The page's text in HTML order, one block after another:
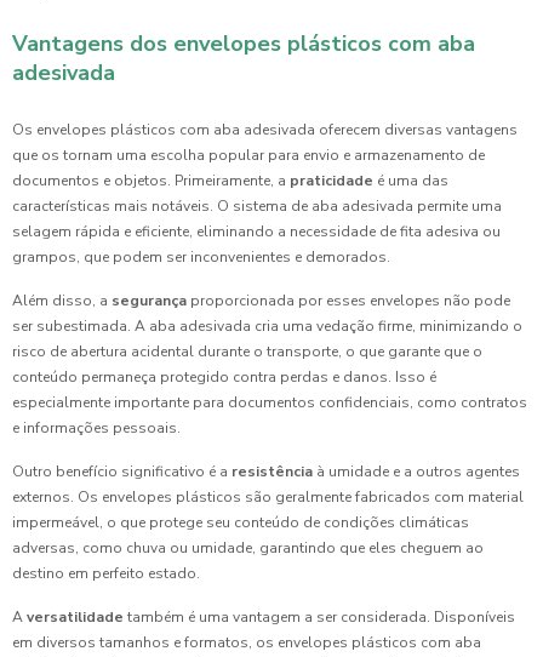
Vantagens dos envelopes plásticos com aba
adesivada
Os envelopes plásticos com aba adesivada oferecem diversas vantagens
que os tornam uma escolha popular para envio e armazenamento de
documentos e objetos. Primeiramente, a praticidade é uma das
características mais notáveis. O sistema de aba adesivada permite uma
selagem rápida e eficiente, eliminando a necessidade de fita adesiva ou
grampos, que podem ser inconvenientes e demorados.
Além disso, a segurança proporcionada por esses envelopes não pode
ser subestimada. A aba adesivada cria uma vedação firme, minimizando o
risco de abertura acidental durante o transporte, o que garante que o
conteúdo permaneça protegido contra perdas e danos. Isso é
especialmente importante para documentos confidenciais, como contratos
e informações pessoais.
Outro benefício significativo é a resistência à umidade e a outros agentes
externos. Os envelopes plásticos são geralmente fabricados com material
impermeável, o que protege seu conteúdo de condições climáticas
adversas, como chuva ou umidade, garantindo que eles cheguem ao
destino em perfeito estado.
Aversatilidade também é uma vantagem a ser considerada. Disponíveis
em diversos tamanhos e formatos, os envelopes plásticos com aba